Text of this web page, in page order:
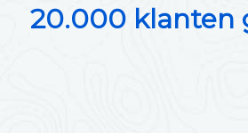
20.000 klanten